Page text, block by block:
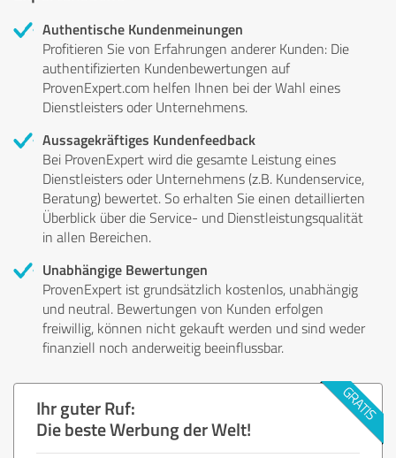
Authentische Kundenmeinungen
Profitieren Sie von Erfahrungen anderer Kunden: Die
authentifizierten Kundenbewertungen auf
ProvenExpert.com helfen Ihnen bei der Wahl eines
Dienstleisters oder Unternehmens.
Aussagekräftiges Kundenfeedback
Bei ProvenExpert wird die gesamte Leistung eines
Dienstleisters oder Unternehmens (z.B. Kundenservice,
Beratung) bewertet. So erhalten Sie einen detaillierten
Überblick über die Service- und Dienstleistungsqualität
in allen Bereichen.
Unabhängige Bewertungen
ProvenExpert ist grundsätzlich kostenlos, unabhängig
und neutral. Bewertungen von Kunden erfolgen
freiwillig, können nicht gekauft werden und sind weder
finanziell noch anderweitig beeinflussbar.
Ihr guter Ruf:
Die beste Werbung der Welt!